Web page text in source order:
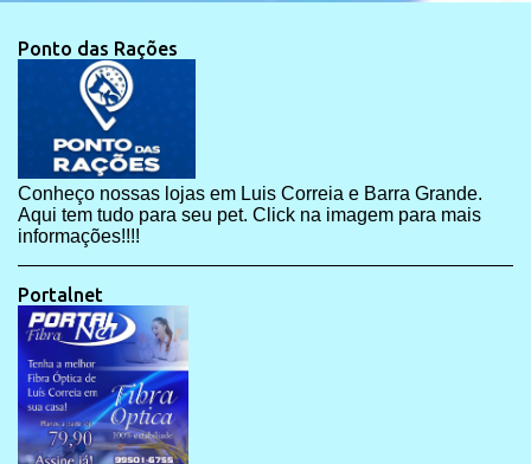
Ponto das Rações
Conheço nossas lojas em Luis Correia e Barra Grande.
Aqui tem tudo para seu pet. Click na imagem para mais
informações!!!!
Portalnet